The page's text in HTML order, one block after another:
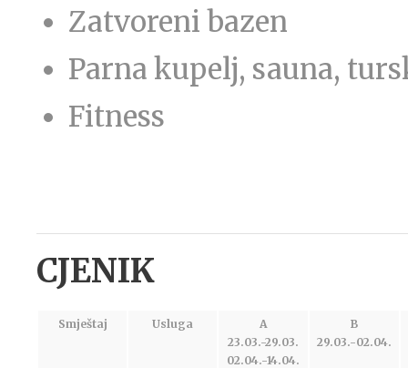
Zatvoreni bazen
Parna kupelj, sauna,
Fitness
CJENIK
Smještaj Usluga
A
23.03.-29.03.
02.04.-14.04.
B
29.03.-02.04.